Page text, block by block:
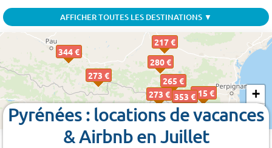
AFFICHER TOUTES LES DESTINATIONS ▼
215 €
217 €
265 €
273 €
273 €
280 €
344 €
353 €
+
−
Pyrénées : locations de vacances
& Airbnb en Juillet